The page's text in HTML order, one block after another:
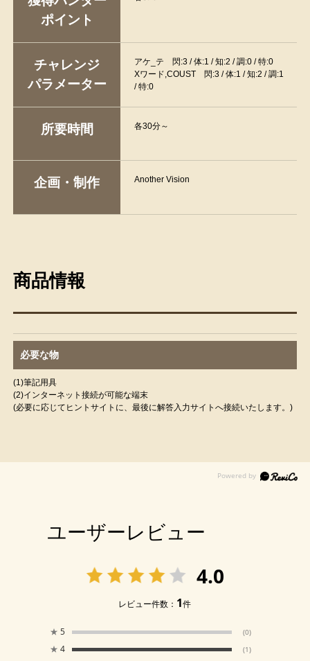
ポイント
チャレンジ
パラメーター
アケ_テ 閃:3 / 体:1 / 知:2 / 調:0 / 特:0
Xワード,COUST 閃:3 / 体:1 / 知:2 / 調:1
/ 特:0
所要時間 各30分～
企画・制作 Another Vision
商品情報
必要な物
(1)筆記用具
(2)インターネット接続が可能な端末
(必要に応じてヒントサイトに、最後に解答入力サイトへ接続いたします。)
ユーザーレビュー
4.0
レビュー件数： 1件
★ 5 (0)
★ 4 (1)